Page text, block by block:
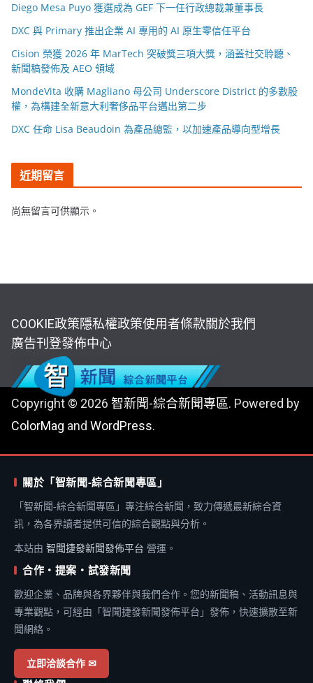
Diego Mesa Puyo 獲選成為 GEF 下一任行政總裁兼董事長
DXC 與 Primary 推出企業 AI 專用的 AI 原生零信任平台
Cision 榮獲 2026 年 MarTech 突破獎三項大獎，涵蓋社交聆聽、
新聞稿發佈及 AEO 領域
MondeVita 收購 Magliano 母公司 Underscore District 的多數股
權，為構建全新意大利奢侈品平台邁出第二步
DXC 任命 Lisa Beaudoin 為產品總監，以加速產品導向型增長
近期留言
尚無留言可供顯示。
COOKIE政策隱私權政策使用者條款關於我們
廣告刊登發佈中心
Copyright © 2026 智新聞-綜合新聞專區. Powered by
ColorMag and WordPress.
關於「智新聞-綜合新聞專區」
「智新聞-綜合新聞專區」專注綜合新聞，致力傳遞最新綜合資
訊，為各界讀者提供可信的綜合觀點與分析。
本站由 智聞捷發新聞發佈平台 營運。
合作・提案・試發新聞
歡迎企業、品牌與各界夥伴與我們合作。您的新聞稿、活動訊息與
專業觀點，可經由「智聞捷發新聞發佈平台」發佈，快速擴散至新
聞網絡。
立即洽談合作 ✉